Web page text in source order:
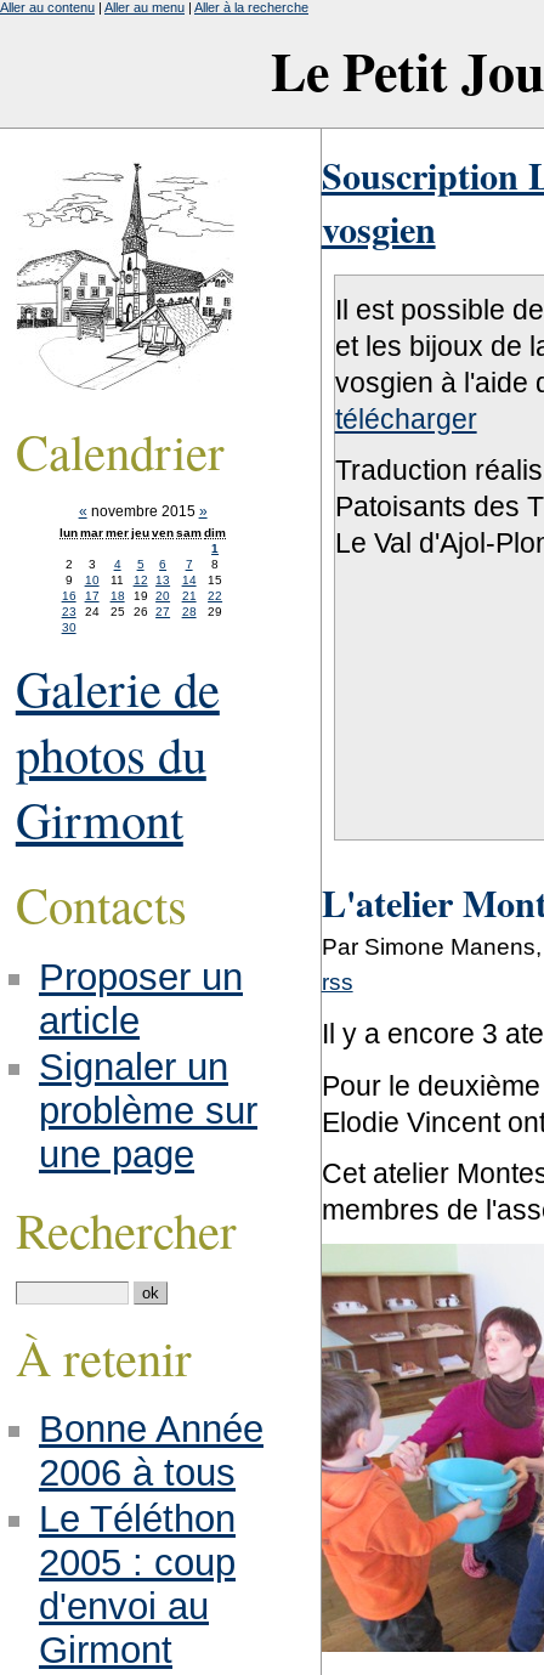
Le Petit
Aller au contenu | Aller au menu | Aller à la recherche
Souscription
vosgien
Il est possible
et les bijoux de
vosgien à l'aide
télécharger
Traduction
Patoisants des
Le Val d'Ajol-
L'atelier
Par Simone
rss
Il y a encore 3
Pour le
Elodie Vincent
Cet atelier
membres de
Calendrier
« novembre 2015 »
lunmarmerjeuvensamdim
1
2
3 4 5 6 7
8
9
10 11 12 13 14
15
16
17 18 19 20 21
22
23
24 25 26 27 28
29
30
Galerie de
photos du
Girmont
Contacts
Proposer un
article
Signaler un
problème sur
une page
Rechercher
À retenir
Bonne Année
2006 à tous
Le Téléthon
2005 : coup
d'envoi au
Girmont